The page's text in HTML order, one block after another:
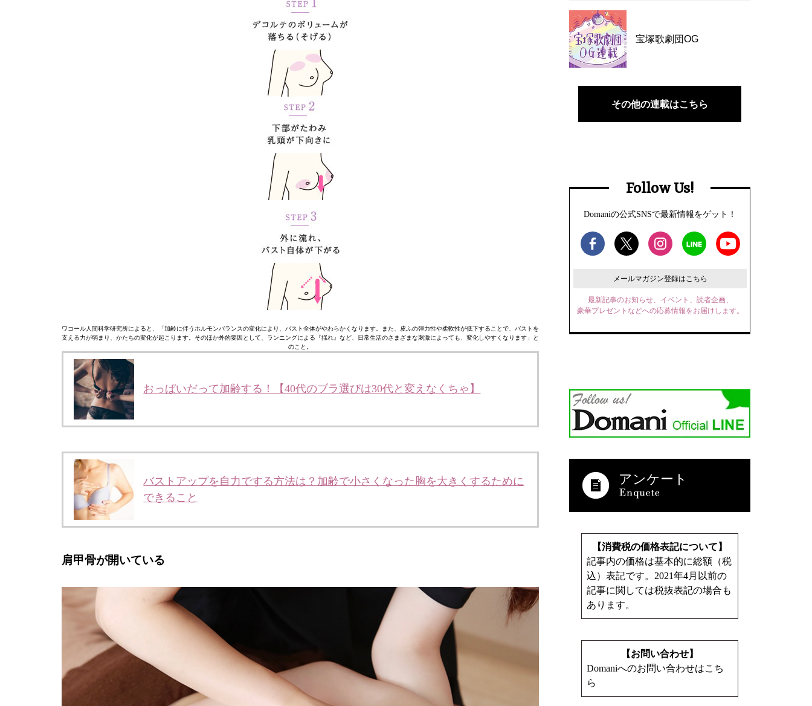
ワコール人間科学研究所によると、「加齢に伴うホルモンバランスの変化により、バスト全体がやわらかくなります。また、皮ふの弾力性や柔軟性が低下することで、バストを
支える力が弱まり、かたちの変化が起こります。そのほか外的要因として、ランニングによる『揺れ』など、日常生活のさまざまな刺激によっても、変化しやすくなります」と
のこと。
おっぱいだって加齢する！【40代のブラ選びは30代と変えなくちゃ】
バストアップを自力でする方法は？加齢で小さくなった胸を大きくするために
できること
肩甲骨が開いている
宝塚歌劇団OG
その他の連載はこちら
Follow Us!
Domaniの公式SNSで最新情報をゲット！
メールマガジン登録はこちら
最新記事のお知らせ、イベント、読者企画、
豪華プレゼントなどへの応募情報をお届けします。
アンケート
【消費税の価格表記について】
記事内の価格は基本的に総額（税
込）表記です。2021年4月以前の
記事に関しては税抜表記の場合も
あります。
【お問い合わせ】
Domaniへのお問い合わせはこち
ら